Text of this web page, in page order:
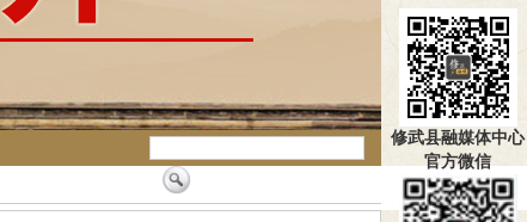
修武县融媒体中心
官方微信